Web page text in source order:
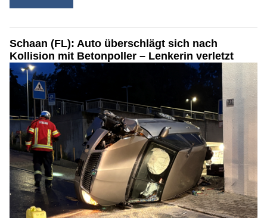
Schaan (FL): Auto überschlägt sich nach
Kollision mit Betonpoller – Lenkerin verletzt